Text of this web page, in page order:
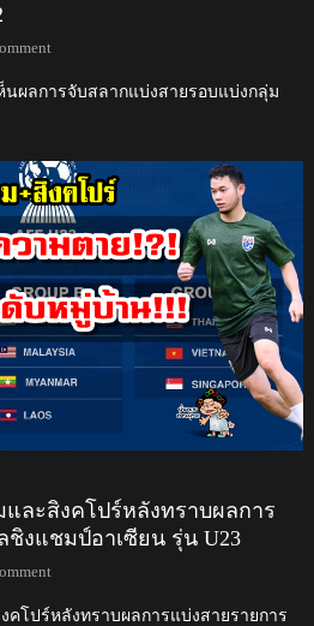
นผลการจับสลากแบ่งสายรอบแบ่งกลุ่ม
ละสิงคโปร์หลังทราบผลการ
งแชมป์อาเซียน รุ่น U23
คโปร์หลังทราบผลการแบ่งสายรายการ